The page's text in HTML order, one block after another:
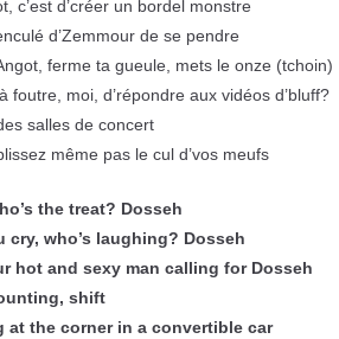
c’est d’créer un bordel monstre
d’Zemmour de se pendre
ferme ta gueule, mets le onze (tchoin)
à foutre, moi, d’répondre aux vidéos d’bluff?
salles de concert
même pas le cul d’vos meufs
the treat? Dosseh
cry, who’s laughing? Dosseh
hot and sexy man calling for Dosseh
shift
at the corner in a convertible car